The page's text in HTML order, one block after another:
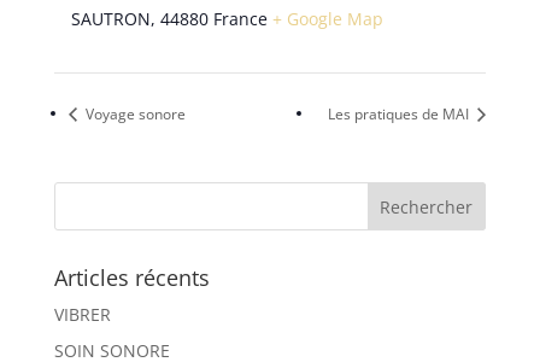
SAUTRON, 44880 France + Google Map
Voyage sonore Les pratiques de MAI
Articles récents
VIBRER
SOIN SONORE